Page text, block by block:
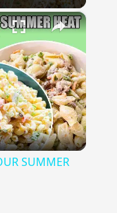
×
SUMMER